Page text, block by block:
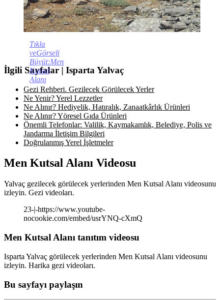
Tıkla
veGörseli
Büyüt:Men
Kutsal
Alanı
İlgili Sayfalar | Isparta Yalvaç
Gezi Rehberi. Gezilecek Görülecek Yerler
Ne Yenir? Yerel Lezzetler
Ne Alınır? Hediyelik, Hatıralık, Zanaatkârlık Ürünleri
Ne Alınır? Yöresel Gıda Ürünleri
Önemli Telefonlar: Valilik, Kaymakamlık, Belediye, Polis ve
Jandarma İletişim Bilgileri
Doğrulanmış Yerel İşletmeler
Men Kutsal Alanı Videosu
Yalvaç gezilecek görülecek yerlerinden Men Kutsal Alanı videosunu
izleyin. Gezi videoları.
23-|-https://www.youtube-
nocookie.com/embed/usrYNQ-cXmQ
Men Kutsal Alanı tanıtım videosu
Isparta Yalvaç görülecek yerlerinden Men Kutsal Alanı videosunu
izleyin. Harika gezi videoları.
Bu sayfayı paylaşın